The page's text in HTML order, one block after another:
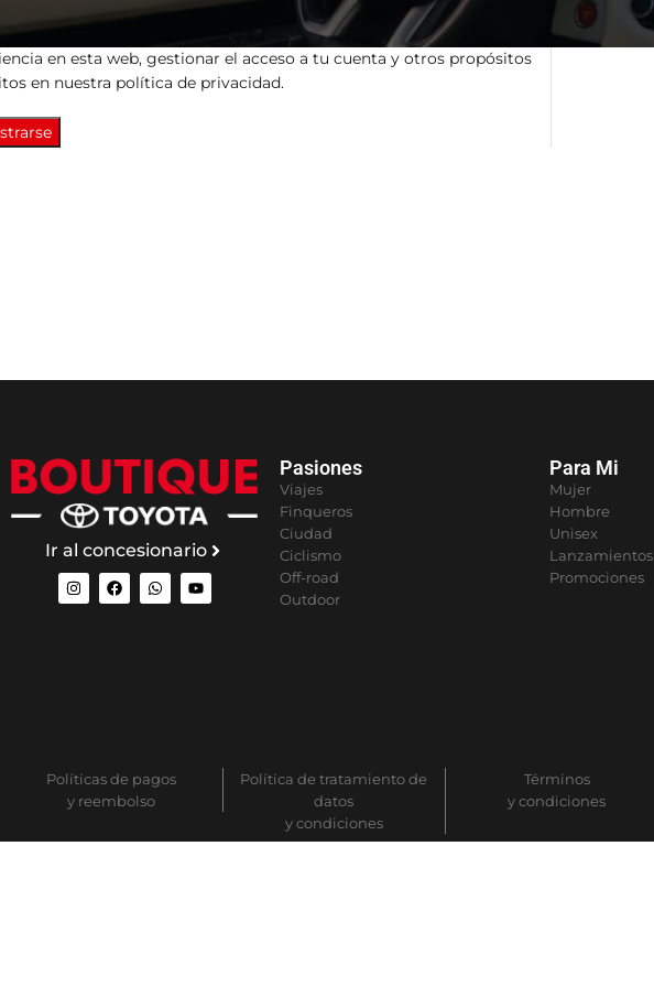
personales se utilizarán para procesar tu pedido, mejorar tu
en esta web, gestionar el acceso a tu cuenta y otros propósitos
en nuestra política de privacidad.
Ir al concesionario
Pasiones
Viajes
Finqueros
Ciudad
Ciclismo
Off-road
Outdoor
Para Mi
Mujer
Hombre
Unisex
Lanzamientos
Promociones
Políticas de pagos
y reembolso
Política de tratamiento de
datos
y condiciones
Términos
y condiciones